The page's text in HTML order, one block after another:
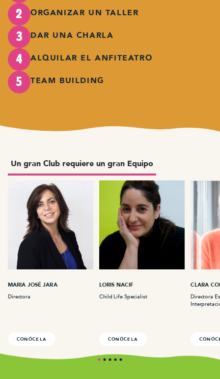
2 ORGANIZAR UN TALLER
3 DAR UNA CHARLA
4 ALQUILAR EL ANFITEATRO
5 TEAM BUILDING
Un gran Club requiere un gran Equipo
MARIA JOSÉ JARA
Directora
CONÓCELA
LORIS NACIF
Child Life Specialist
CONÓCELA
CLARA
Directora